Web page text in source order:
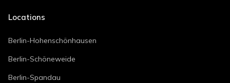
Locations
Berlin-Hohenschönhausen
Berlin-Schöneweide
Berlin-Spandau